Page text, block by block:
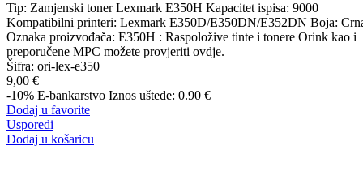
Tip: Zamjenski toner Lexmark E350H Kapacitet ispisa: 9000
Kompatibilni printeri: Lexmark E350D/E350DN/E352DN Boja:
Oznaka proizvođača: E350H : Raspoložive tinte i tonere Orink kao i
preporučene MPC možete provjeriti ovdje.
Šifra: ori-lex-e350
9,00 €
-10% E-bankarstvo Iznos uštede: 0.90 €
Dodaj u favorite
Usporedi
Dodaj u košaricu